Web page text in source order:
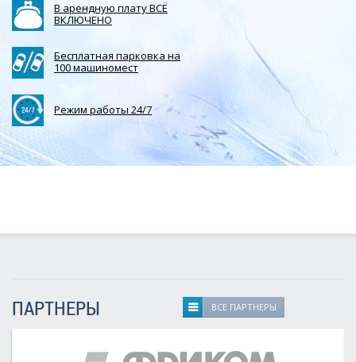
В арендную плату ВСЁ
ВКЛЮЧЕНО
Бесплатная парковка на
100 машиномест
Режим работы 24/7
ПАРТНЕРЫ ВСЕ ПАРТНЕРЫ